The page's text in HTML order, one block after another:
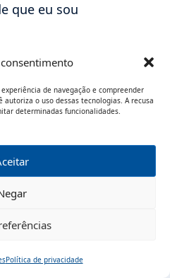
de navegação e compreender
autoriza o uso dessas tecnologias. A recusa
determinadas funcionalidades.
Política de privacidade
que eu sou
é algo a se ter
não pode afirmar
pedra e gritou
de algum grupo e o
muito covarde, pois
homossexuais
de cristãos